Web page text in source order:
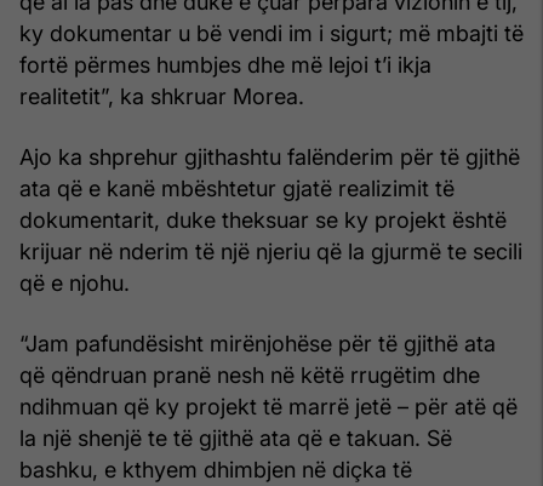
ky dokumentar u bë vendi im i sigurt; më mbajti të
fortë përmes humbjes dhe më lejoi t’i ikja
realitetit”, ka shkruar Morea.
Ajo ka shprehur gjithashtu falënderim për të gjithë
ata që e kanë mbështetur gjatë realizimit të
dokumentarit, duke theksuar se ky projekt është
krijuar në nderim të një njeriu që la gjurmë te secili
që e njohu.
“Jam pafundësisht mirënjohëse për të gjithë ata
që qëndruan pranë nesh në këtë rrugëtim dhe
ndihmuan që ky projekt të marrë jetë – për atë që
la një shenjë te të gjithë ata që e takuan. Së
bashku, e kthyem dhimbjen në diçka të